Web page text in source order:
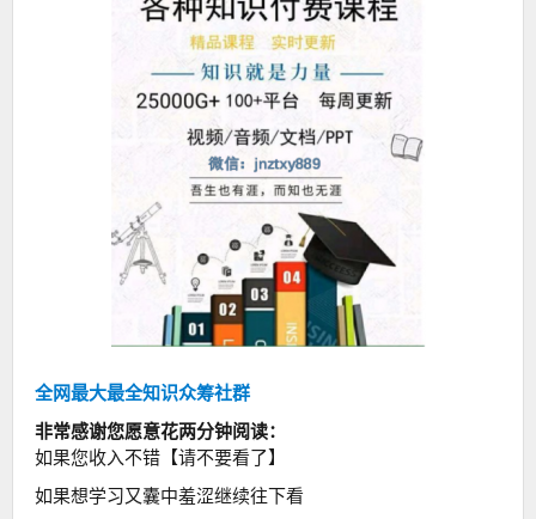
全网最大最全知识众筹社群
非常感谢您愿意花两分钟阅读：
如果您收入不错【请不要看了】
如果想学习又囊中羞涩继续往下看